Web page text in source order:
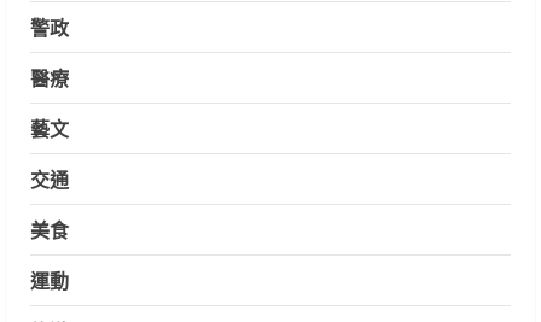
警政
醫療
藝文
交通
美食
運動